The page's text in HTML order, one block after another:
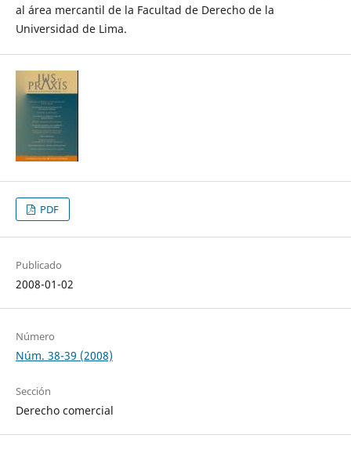
al área mercantil de la Facultad de Derecho de la
Universidad de Lima.
PDF
Publicado
2008-01-02
Número
Núm. 38-39 (2008)
Sección
Derecho comercial